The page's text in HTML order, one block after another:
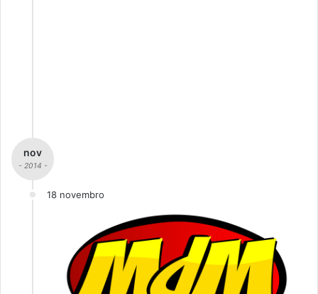
nov
- 2014 -
18 novembro